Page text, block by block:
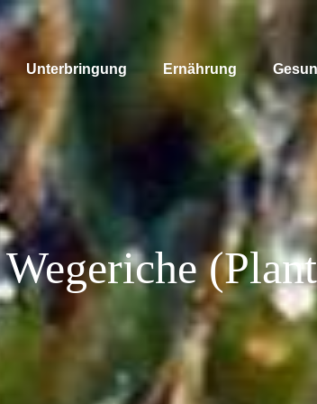
Unterbringung Ernährung
Wegeriche